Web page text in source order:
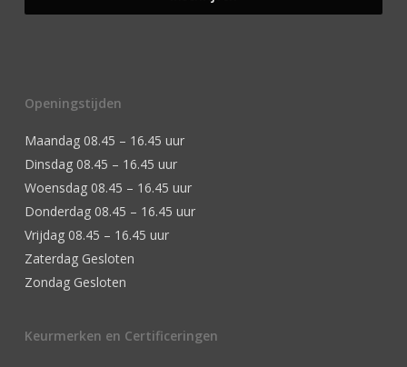
Openingstijden
Maandag 08.45 – 16.45 uur
Dinsdag 08.45 – 16.45 uur
Woensdag 08.45 – 16.45 uur
Donderdag 08.45 – 16.45 uur
Vrijdag 08.45 – 16.45 uur
Zaterdag Gesloten
Zondag Gesloten
Keurmerken en Certificeringen